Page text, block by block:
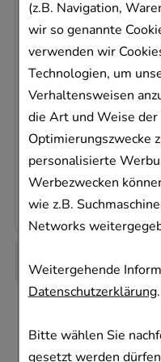
(z.B. Navigation,
wir so genannte
verwenden wir
Technologien, um
Verhaltensweisen
die Art und Weise
Optimierungszwecke
personalisierte
Werbezwecken
wie z.B.
Networks
Weitergehende
Datenschutzerklärung.
Bitte wählen Sie
gesetzt werden
IBU ATID
Dieses Produkt
12,98 €¹
0,65 €pro 1 Stk